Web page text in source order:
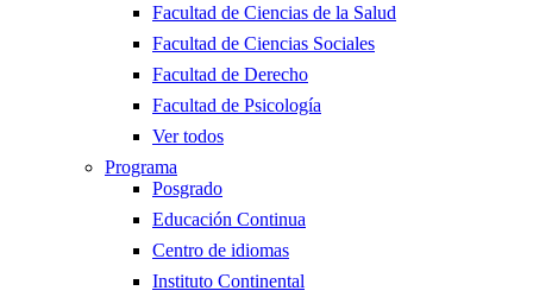
Facultad de Ciencias de la Salud
Facultad de Ciencias Sociales
Facultad de Derecho
Facultad de Psicología
Ver todos
Programa
Posgrado
Educación Continua
Centro de idiomas
Instituto Continental